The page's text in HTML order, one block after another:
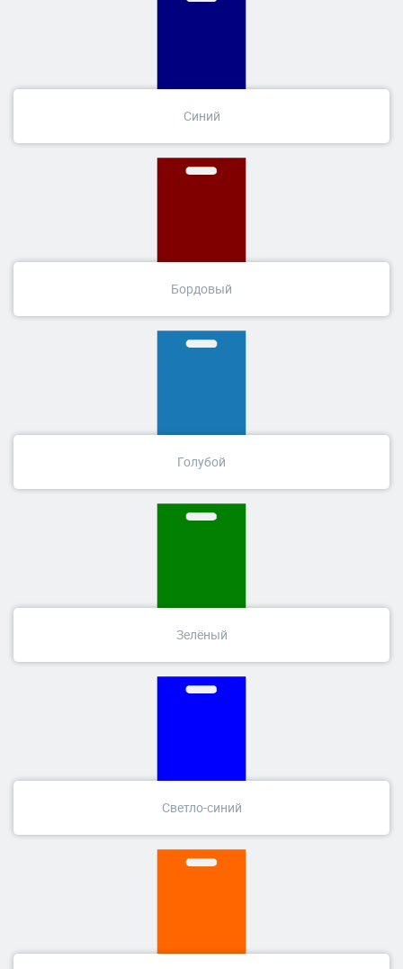
Синий
Бордовый
Голубой
Зелёный
Светло-синий